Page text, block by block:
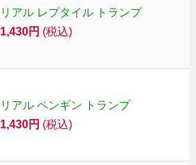
リアル レプタイル トランプ
1,430円 (税込)
リアル ペンギン トランプ
1,430円 (税込)